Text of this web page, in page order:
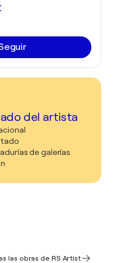
del artista
de galerías
las obras de RS Artist